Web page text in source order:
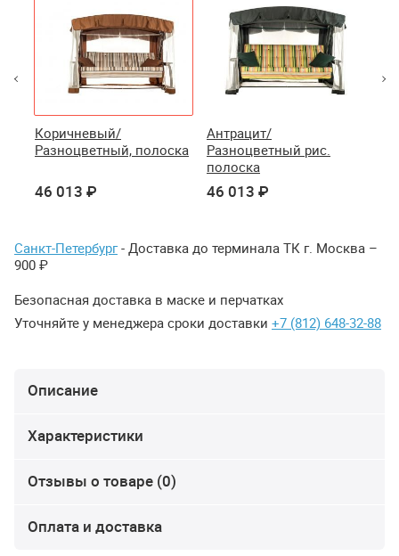
Коричневый/
Разноцветный, полоска
46 013 ₽
Антрацит/
Разноцветный рис.
полоска
46 013 ₽
Санкт-Петербург- Доставка до терминала ТК г. Москва –
900 ₽
Безопасная доставка в маске и перчатках
Уточняйте у менеджера сроки доставки +7 (812) 648-32-88
Описание
Характеристики
Отзывы о товаре (0)
Оплата и доставка